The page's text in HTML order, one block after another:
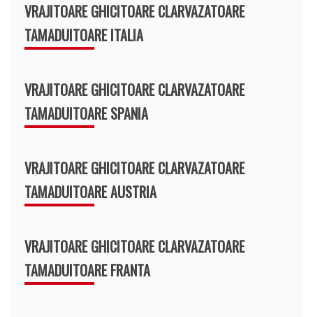
VRAJITOARE GHICITOARE CLARVAZATOARE
TAMADUITOARE ITALIA
VRAJITOARE GHICITOARE CLARVAZATOARE
TAMADUITOARE SPANIA
VRAJITOARE GHICITOARE CLARVAZATOARE
TAMADUITOARE AUSTRIA
VRAJITOARE GHICITOARE CLARVAZATOARE
TAMADUITOARE FRANTA